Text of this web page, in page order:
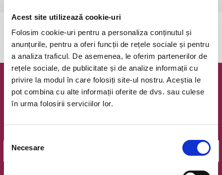
Acest site utilizează cookie-uri
Folosim cookie-uri pentru a personaliza conținutul și
anunțurile, pentru a oferi funcții de rețele sociale și pentru
a analiza traficul. De asemenea, le oferim partenerilor de
rețele sociale, de publicitate și de analize informații cu
privire la modul în care folosiți site-ul nostru. Aceștia le
pot combina cu alte informații oferite de dvs. sau culese
în urma folosirii serviciilor lor.
consimțământului
Necesare
Evenimentul a expirat.
Newsletter @ Bilete.ro
Oferte exclusive si o editie saptamanala cu cele mai noi